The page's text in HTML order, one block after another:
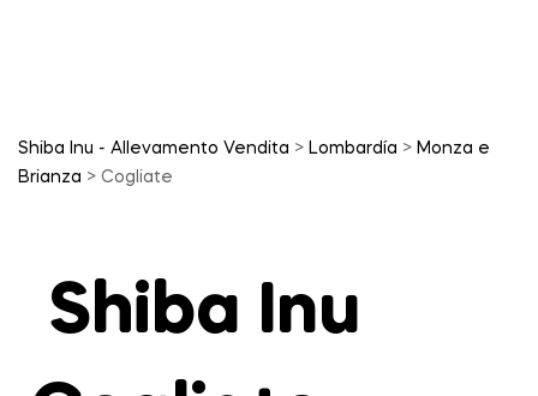
Shiba Inu - Allevamento Vendita > Lombardía > Monza e
Brianza > Cogliate
Shiba Inu